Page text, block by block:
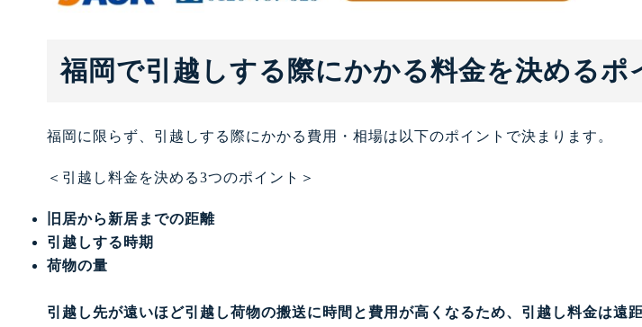
福岡で引越しする際にかかる料金を決めるポ
福岡に限らず、引越しする際にかかる費用・相場は以下のポイントで決まります。
＜引越し料金を決める3つのポイント＞
旧居から新居までの距離
引越しする時期
荷物の量
引越し先が遠いほど引越し荷物の搬送に時間と費用が高くなるため、引越し料金は遠